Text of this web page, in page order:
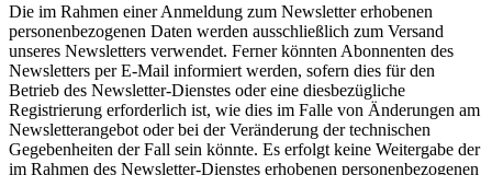
Die im Rahmen einer Anmeldung zum Newsletter erhobenen
personenbezogenen Daten werden ausschließlich zum Versand
unseres Newsletters verwendet. Ferner könnten Abonnenten des
Newsletters per E-Mail informiert werden, sofern dies für den
Betrieb des Newsletter-Dienstes oder eine diesbezügliche
Registrierung erforderlich ist, wie dies im Falle von Änderungen am
Newsletterangebot oder bei der Veränderung der technischen
Gegebenheiten der Fall sein könnte. Es erfolgt keine Weitergabe der
im Rahmen des Newsletter-Dienstes erhobenen personenbezogenen